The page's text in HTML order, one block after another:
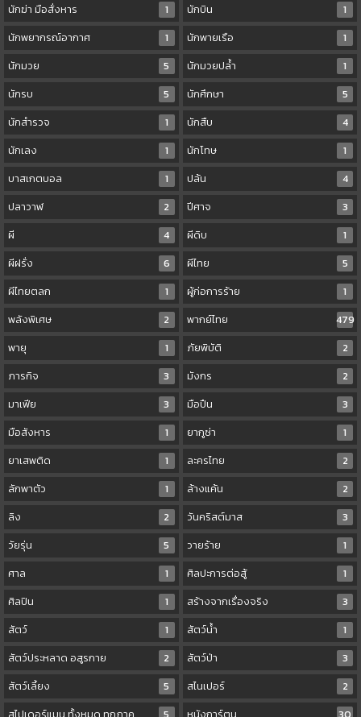
นักฆ่า มือสั่งหาร
1 นักบิน
1
นักพยากรณ์อากาศ
1 นักพายเรือ
1
นักมวย
5 นักมวยปล้ำ
1
นักรบ
5 นักศึกษา
5
นักสำรวจ
1 นักสืบ
4
นักเลง
1 นักโทษ
1
บาสเกตบอล
1 ปล้น
4
ปลาวาฬ
2 ปีศาจ
3
ผี
4 ผีดิบ
1
ผีฝรั่ง
6 ผีไทย
5
ผีไทยตลก
1 ผู้ก่อการร้าย
1
พลังพิเศษ
2 พากย์ไทย
479
พายุ
1 ภัยพิบัติ
2
ภารกิจ
3 มังกร
2
มาเฟีย
3 มือปืน
3
มือสังหาร
1 ยากูซ่า
1
ยาเสพติด
1 ละครไทย
2
ลักพาตัว
1 ล้างแค้น
2
ลิง
2 วันคริสต์มาส
3
วัยรุ่น
5 วายร้าย
1
ศาล
1 ศิลปะการต่อสู้
1
ศิลปิน
1 สร้างจากเรื่องจริง
3
สัตว์
1 สัตว์น้ำ
1
สัตว์ประหลาด อสูรกาย
2 สัตว์ป่า
3
สัตว์เลี้ยง
5 สไนเปอร์
2